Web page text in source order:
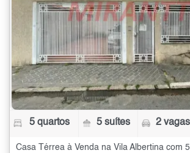
5 quartos 5 suítes 2 vagas
Casa Térrea à Venda na Vila Albertina com